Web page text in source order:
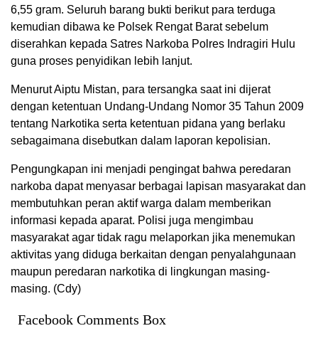
6,55 gram. Seluruh barang bukti berikut para terduga
kemudian dibawa ke Polsek Rengat Barat sebelum
diserahkan kepada Satres Narkoba Polres Indragiri Hulu
guna proses penyidikan lebih lanjut.
Menurut Aiptu Mistan, para tersangka saat ini dijerat
dengan ketentuan Undang-Undang Nomor 35 Tahun 2009
tentang Narkotika serta ketentuan pidana yang berlaku
sebagaimana disebutkan dalam laporan kepolisian.
Pengungkapan ini menjadi pengingat bahwa peredaran
narkoba dapat menyasar berbagai lapisan masyarakat dan
membutuhkan peran aktif warga dalam memberikan
informasi kepada aparat. Polisi juga mengimbau
masyarakat agar tidak ragu melaporkan jika menemukan
aktivitas yang diduga berkaitan dengan penyalahgunaan
maupun peredaran narkotika di lingkungan masing-
masing. (Cdy)
Facebook Comments Box